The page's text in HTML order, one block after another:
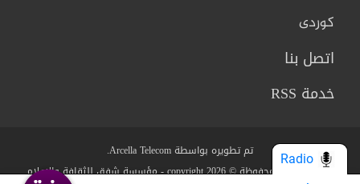
کوردی
اتصل بنا
خدمة RSS
تم تطويره بواسطة Arcella Telecom.
جميع الحقوق محفوظة © copyright 2026 - مؤسسة شفق للثقافة والاعلام
Radio